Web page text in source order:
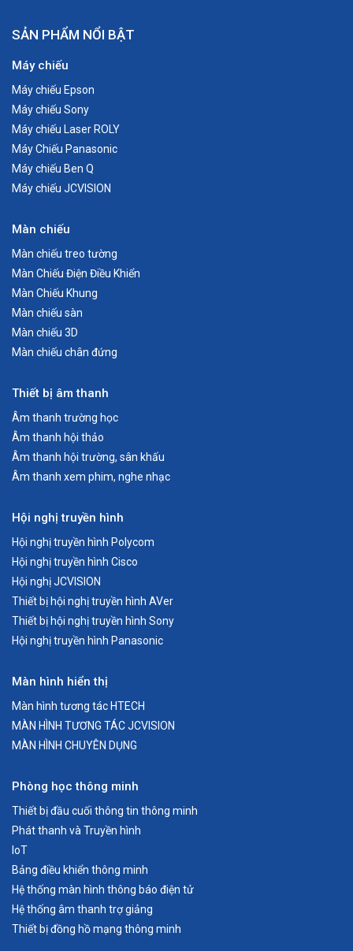
SẢN PHẨM NỔI BẬT
Máy chiếu
Máy chiếu Epson
Máy chiếu Sony
Máy chiếu Laser ROLY
Máy Chiếu Panasonic
Máy chiếu Ben Q
Máy chiếu JCVISION
Màn chiếu
Màn chiếu treo tường
Màn Chiếu Điện Điều Khiển
Màn Chiếu Khung
Màn chiếu sàn
Màn chiếu 3D
Màn chiếu chân đứng
Thiết bị âm thanh
Âm thanh trường học
Âm thanh hội thảo
Âm thanh hội trường, sân khấu
Âm thanh xem phim, nghe nhạc
Hội nghị truyền hình
Hội nghị truyền hình Polycom
Hội nghị truyền hình Cisco
Hội nghị JCVISION
Thiết bị hội nghị truyền hình AVer
Thiết bị hội nghị truyền hình Sony
Hội nghị truyền hình Panasonic
Màn hình hiển thị
Màn hình tương tác HTECH
MÀN HÌNH TƯƠNG TÁC JCVISION
MÀN HÌNH CHUYÊN DỤNG
Phòng học thông minh
Thiết bị đầu cuối thông tin thông minh
Phát thanh và Truyền hình
IoT
Bảng điều khiển thông minh
Hệ thống màn hình thông báo điện tử
Hệ thống âm thanh trợ giảng
Thiết bị đồng hồ mạng thông minh